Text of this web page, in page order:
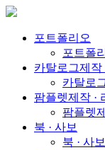
포트폴리오
포트폴
카탈로그제작
카탈로
팜플렛제작 ·
팜플렛
북 · 사보
북 · 사보